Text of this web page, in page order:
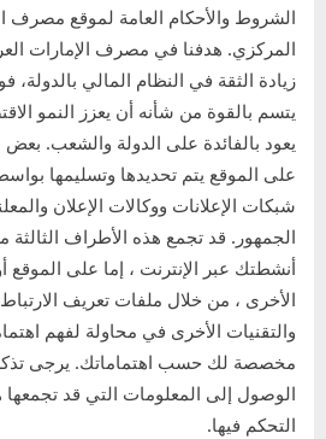
الشروط والأحكام العامة لموقع مصرف
المركزي. هدفنا في مصرف الإمارات
زيادة الثقة في النظام المالي
يتسم بالقوة من شأنه أن يعزز النمو
يعود بالفائدة على الدولة والشعب. بعض
على الموقع يتم تحديدها وتسليمها
شبكات الإعلانات ووكالات الإعلان
الجمهور. قد تجمع هذه الأطراف
أنشطتك عبر الإنترنت ، إما على الموقع
الأخرى ، من خلال ملفات تعريف
والتقنيات الأخرى في محاولة لفهم
مخصصة لك حسب اهتماماتك. يرجى تذكر
الوصول إلى المعلومات التي قد تجمعها
التحكم فيها.